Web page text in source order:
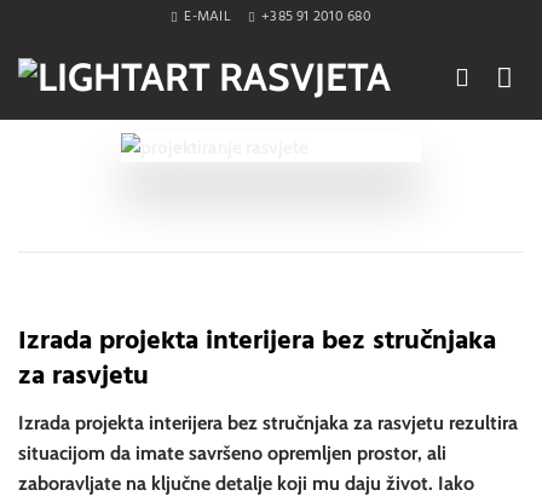
content
E-MAIL +385 91 2010 680
Izrada projekta interijera bez stručnjaka
za rasvjetu
Izrada projekta interijera bez stručnjaka za rasvjetu rezultira
situacijom da imate savršeno opremljen prostor, ali
zaboravljate na ključne detalje koji mu daju život. Iako